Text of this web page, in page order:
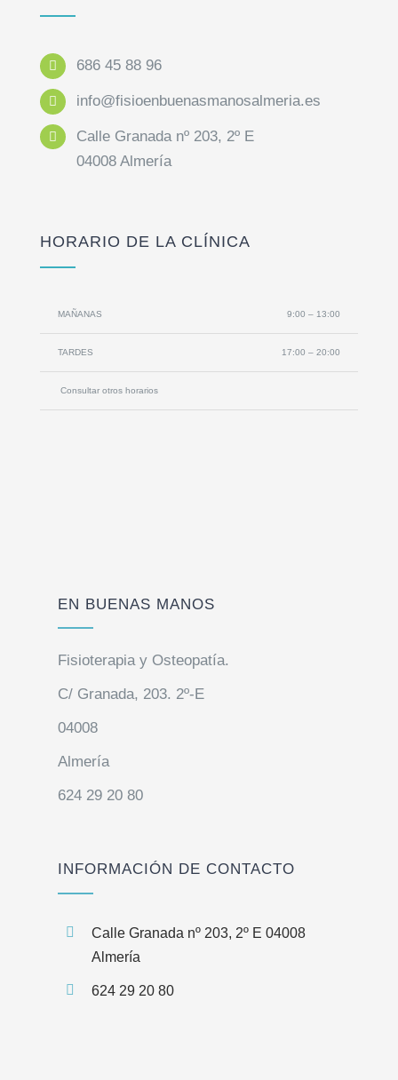
686 45 88 96
info@fisioenbuenasmanosalmeria.es
Calle Granada nº 203, 2º E
04008 Almería
HORARIO DE LA CLÍNICA
MAÑANAS 9:00 – 13:00
TARDES 17:00 – 20:00
Consultar otros horarios
EN BUENAS MANOS
Fisioterapia y Osteopatía.
C/ Granada, 203. 2º-E
04008
Almería
624 29 20 80
INFORMACIÓN DE CONTACTO
Calle Granada nº 203, 2º E 04008
Almería
624 29 20 80